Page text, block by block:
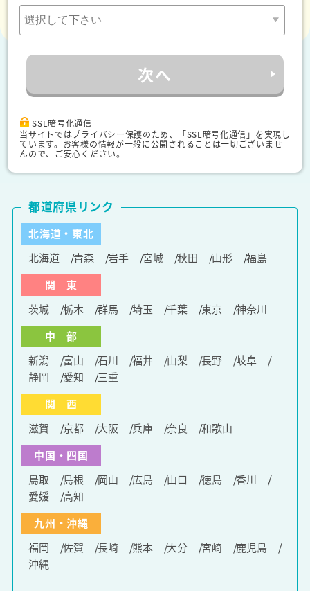
次へ
SSL暗号化通信
当サイトではプライバシー保護のため、「SSL暗号化通信」を実現し
ています。お客様の情報が一般に公開されることは一切ございませ
んので、ご安心ください。
北海道・東北
北海道
青森 岩手 宮城 秋田 山形
福島
関 東
茨城
栃木 群馬 埼玉 千葉 東京
神奈川
中 部
新潟
富山 石川 福井 山梨 長野
岐阜
静岡
愛知
三重
関 西
滋賀
京都 大阪 兵庫 奈良
和歌山
中国・四国
鳥取
島根 岡山 広島 山口 徳島
香川
愛媛
高知
九州・沖縄
福岡
佐賀 長崎 熊本 大分 宮崎
鹿児島
沖縄
都道府県リンク